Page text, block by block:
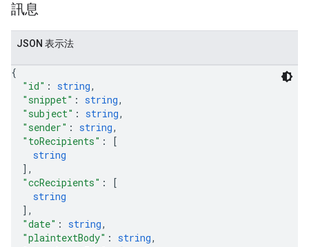
訊息
JSON 表示法
{
"id" : string,
"snippet" : string,
"subject" : string,
"sender" : string,
"toRecipients" :
[
string
] ,
"ccRecipients" :
[
string
] ,
"date" : string,
"plaintextBody" : string,